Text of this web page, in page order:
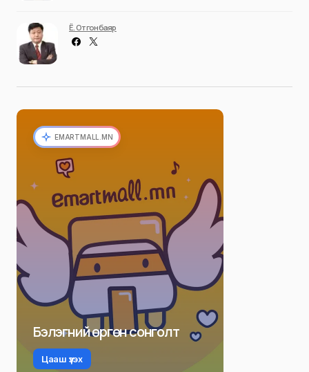
Ё. Отгонбаяр
EMARTMALL.MN
Бэлэгний өргөн сонголт
Цааш үзэх